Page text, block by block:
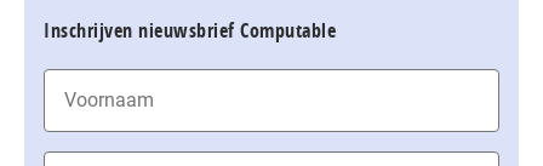
Inschrijven nieuwsbrief Computable